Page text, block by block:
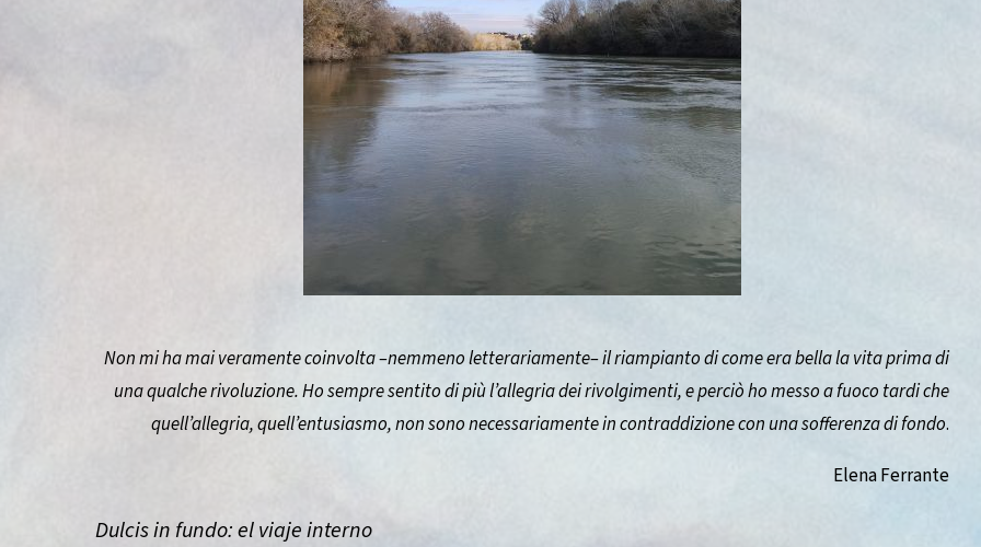
Non mi ha mai veramente coinvolta –nemmeno letterariamente– il riampianto di come era bella la vita prima di
una qualche rivoluzione. Ho sempre sentito di più l’allegria dei rivolgimenti, e perciò ho messo a fuoco tardi che
quell’allegria, quell’entusiasmo, non sono necessariamente in contraddizione con una sofferenza di fondo.
Elena Ferrante
Dulcis in fundo: el viaje interno